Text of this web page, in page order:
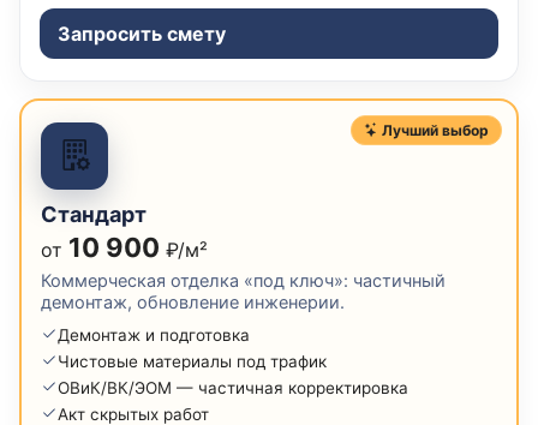
Запросить смету
Лучший выбор
Стандарт
от 10 900 ₽/м²
Коммерческая отделка «под ключ»: частичный
демонтаж, обновление инженерии.
Демонтаж и подготовка
Чистовые материалы под трафик
ОВиК/ВК/ЭОМ — частичная корректировка
Акт скрытых работ